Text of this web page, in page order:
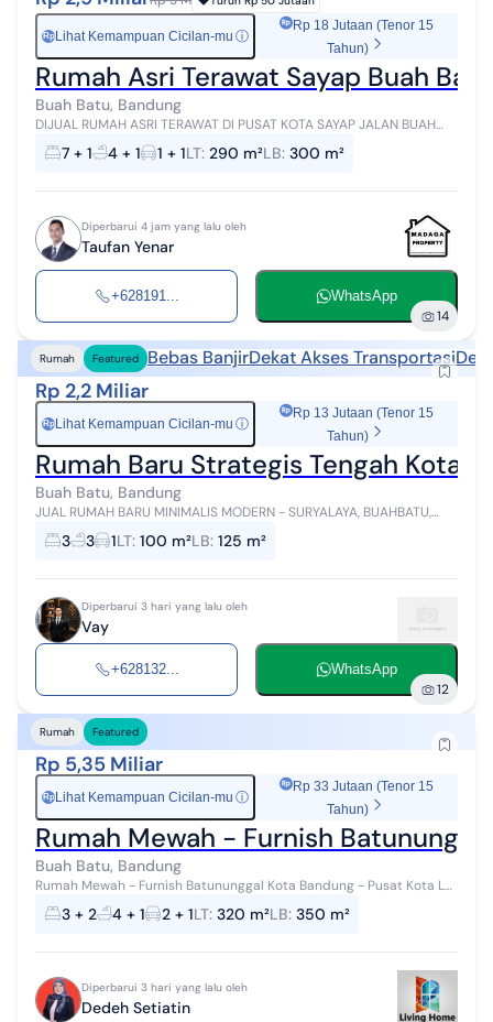
RpLihat Kemampuan Cicilan-mu ⓘ
Rp 18 Jutaan (Tenor 15
Tahun)
Rumah Asri Terawat Sayap Buah
Buah Batu, Bandung
DIJUAL RUMAH ASRI TERAWAT DI PUSAT KOTA SAYAP JALAN BUAH
BATU. 10 MENIT KE EXIT TOL BUAH BATU Spesifikasi: Luas tanah 290
m² Luas banunan 3...
7 + 1 4 + 1 1 + 1LT: 290 m²LB: 300 m²
Diperbarui 4 jam yang lalu oleh
Taufan Yenar
+628191... WhatsApp
14
Rumah Featured Bebas BanjirDekat Akses Transportasi
Rp 2,2 Miliar
RpLihat Kemampuan Cicilan-mu ⓘ
Rp 13 Jutaan (Tenor 15
Tahun)
Rumah Baru Strategis Tengah Kota
Buah Batu, Bandung
JUAL RUMAH BARU MINIMALIS MODERN - SURYALAYA, BUAHBATU,
BANDUNG Kesempatan memiliki rumah baru di kawasan premium
Suryalaya dengan akses strategis...
3 3 1LT: 100 m²LB: 125 m²
Diperbarui 3 hari yang lalu oleh
Vay
+628132... WhatsApp
12
Rumah Featured
Rp 5,35 Miliar
RpLihat Kemampuan Cicilan-mu ⓘ
Rp 33 Jutaan (Tenor 15
Tahun)
Rumah Mewah - Furnish
Buah Batu, Bandung
Rumah Mewah - Furnish Batununggal Kota Bandung - Pusat Kota LT :
320 m² LB : 350 m² KT : 3 KM : 4 Garasi : 2 Carport : 1 Hadap : Selatan
Listrik...3 + 2 4 + 1 2 + 1LT: 320 m²LB: 350 m²
Diperbarui 3 hari yang lalu oleh
Dedeh Setiatin